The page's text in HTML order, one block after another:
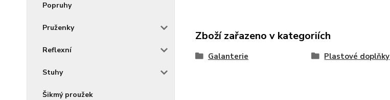
Popruhy
Pruženky
Reflexní
Stuhy
Šikmý proužek
Zboží zařazeno v kategoriích
Galanterie Plastové doplňky